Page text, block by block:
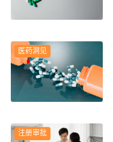
医药洞见
注册审批